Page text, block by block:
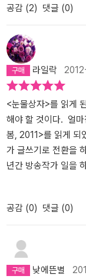
만들어진다.순수한
차 알지 못하면서 흘
모든 이유들로 인해
(17쪽)이런 눈물을
의 기쁨을 함께 기뻐
리는 눈물. 이 동화의
눈물이 순수한 눈물
야 한다. 세상에 나와
것을 경험한 상태에
런데 지금 우리는 눈
아니 눈물은 넘쳐나
들이고 마음 깊숙한
자신의 감정을 온전
한다. 눈물 한 방울에
상이다.더군다나 남
다. 그러한 눈물이
충실한 눈물, 자신의
줘서 고맙다~
공감 (2) 댓글 (0)
라일락
<눈물상자>를 읽게
해야 할 것이다. 얼
봄, 2011>를 읽게 되
가 글쓰기로 전환을
년간 방송작가 일을
권의 책으로 담아낸
나게 되는 선생님이
작가이자 선생님인
위한 동화책인 <눈
문학동네, 2011> 을
작가인데, 나는 그녀
공감 (0) 댓글 (0)
낮에뜬별